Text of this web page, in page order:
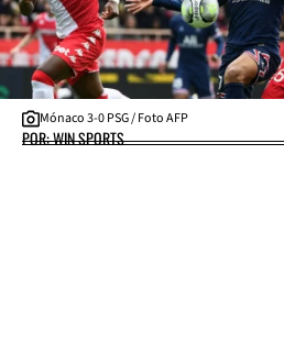
Mónaco 3-0 PSG / Foto AFP
POR: WIN SPORTS